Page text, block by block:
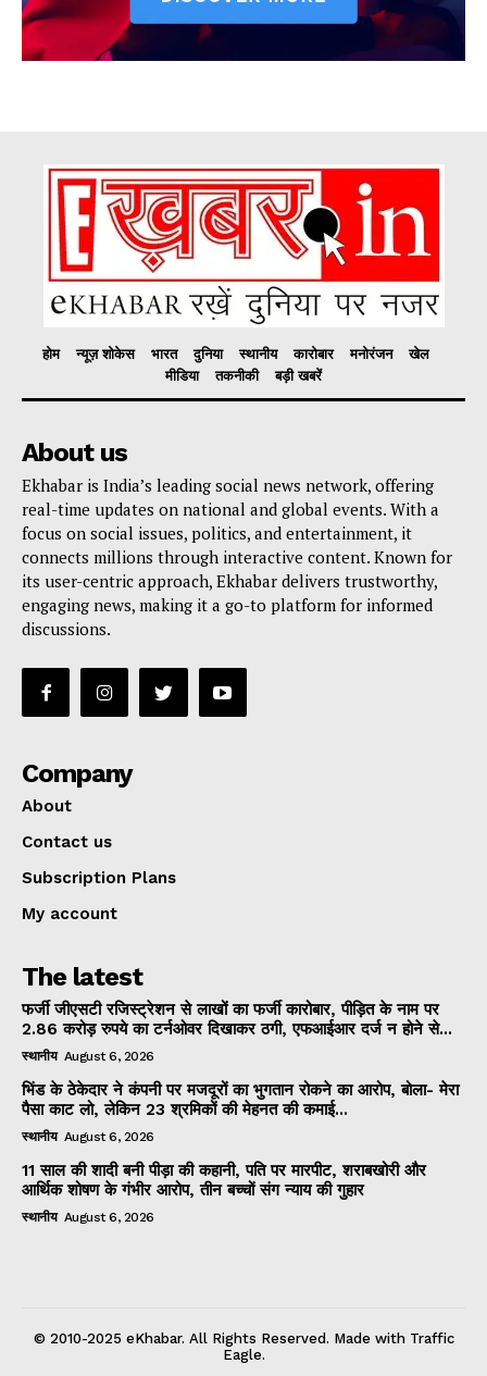
होम न्यूज़ शोकेस भारत दुनिया स्थानीय कारोबार मनोरंजन
खेल
मीडिया
तकनीकी बड़ी खबरें
About us
Ekhabar is India’s leading social news network, offering
real-time updates on national and global events. With a
focus on social issues, politics, and entertainment, it
connects millions through interactive content. Known for
its user-centric approach, Ekhabar delivers trustworthy,
engaging news, making it a go-to platform for informed
discussions.
Company
About
Contact us
Subscription Plans
My account
The latest
फर्जी जीएसटी रजिस्ट्रेशन से लाखों का फर्जी कारोबार, पीड़ित के नाम पर
2.86 करोड़ रुपये का टर्नओवर दिखाकर ठगी, एफआईआर दर्ज न होने से...
स्थानीय August 6, 2026
भिंड के ठेकेदार ने कंपनी पर मजदूरों का भुगतान रोकने का आरोप, बोला- मेरा
पैसा काट लो, लेकिन 23 श्रमिकों की मेहनत की कमाई...
स्थानीय August 6, 2026
11 साल की शादी बनी पीड़ा की कहानी, पति पर मारपीट, शराबखोरी और
आर्थिक शोषण के गंभीर आरोप, तीन बच्चों संग न्याय की गुहार
स्थानीय August 6, 2026
© 2010-2025 eKhabar. All Rights Reserved. Made with Traffic
Eagle.